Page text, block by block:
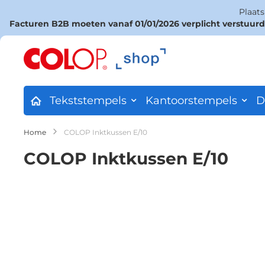
Facturen B2B moeten vanaf 01/01/2026 verplicht
Ga
Tekststempels Kantoorstempels
Home COLOP Inktkussen E/10
COLOP Inktkussen E/10